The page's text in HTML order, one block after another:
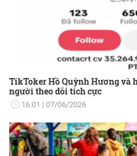
TikToker Hồ Quỳnh Hương và
người theo dõi tích cực
16:01 07/06/2026